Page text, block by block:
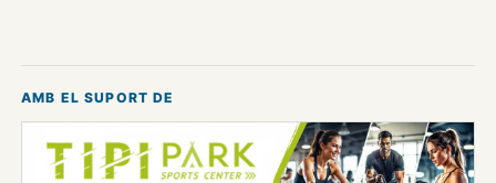
AMB EL SUPORT DE